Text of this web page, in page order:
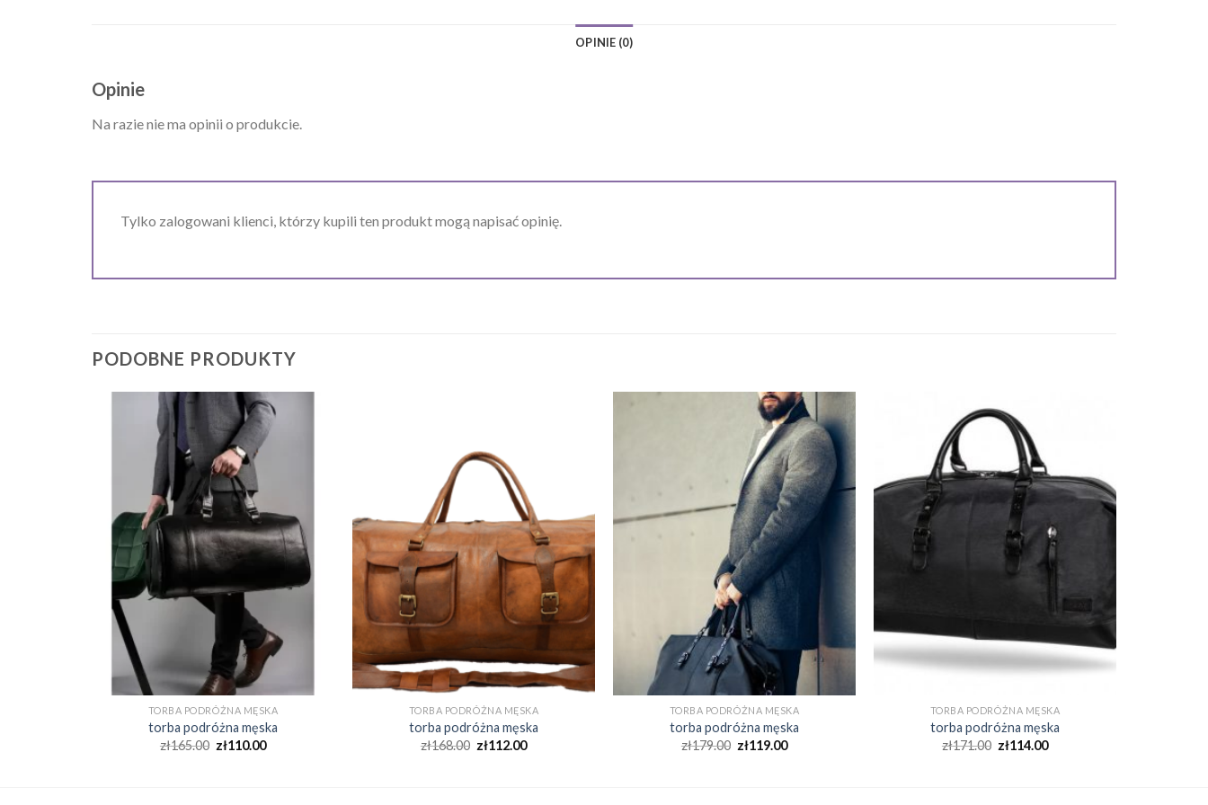
OPINIE (0)
Opinie
Na razie nie ma opinii o produkcie.
Tylko zalogowani klienci, którzy kupili ten produkt mogą napisać opinię.
PODOBNE PRODUKTY
TORBA PODRÓŻNA MĘSKA
torba podróżna męska
zł165.00 zł110.00
TORBA PODRÓŻNA MĘSKA
torba podróżna męska
zł168.00 zł112.00
TORBA PODRÓŻNA MĘSKA
torba podróżna męska
zł179.00 zł119.00
TORBA PODRÓŻNA MĘSKA
torba podróżna męska
zł171.00 zł114.00